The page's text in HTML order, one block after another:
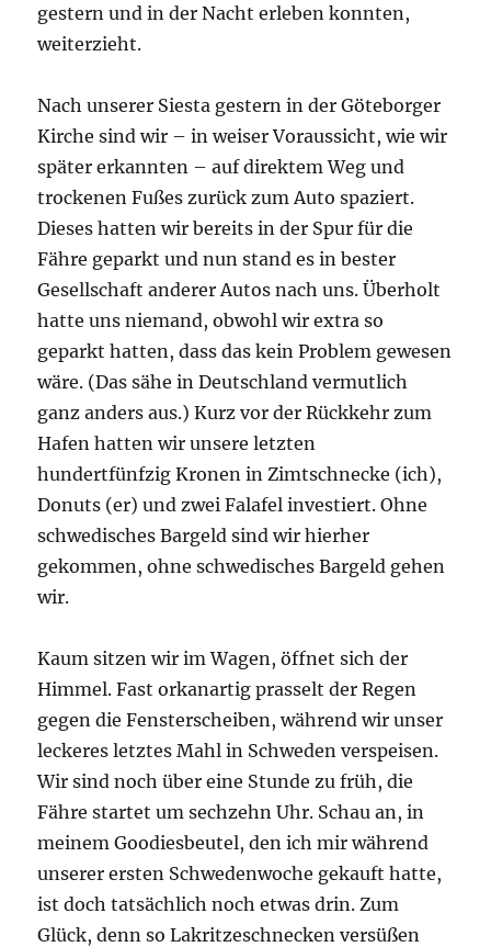
gestern und in der Nacht erleben konnten,
weiterzieht.
Nach unserer Siesta gestern in der Göteborger
Kirche sind wir – in weiser Voraussicht, wie wir
später erkannten – auf direktem Weg und
trockenen Fußes zurück zum Auto spaziert.
Dieses hatten wir bereits in der Spur für die
Fähre geparkt und nun stand es in bester
Gesellschaft anderer Autos nach uns. Überholt
hatte uns niemand, obwohl wir extra so
geparkt hatten, dass das kein Problem gewesen
wäre. (Das sähe in Deutschland vermutlich
ganz anders aus.) Kurz vor der Rückkehr zum
Hafen hatten wir unsere letzten
hundertfünfzig Kronen in Zimtschnecke (ich),
Donuts (er) und zwei Falafel investiert. Ohne
schwedisches Bargeld sind wir hierher
gekommen, ohne schwedisches Bargeld gehen
wir.
Kaum sitzen wir im Wagen, öffnet sich der
Himmel. Fast orkanartig prasselt der Regen
gegen die Fensterscheiben, während wir unser
leckeres letztes Mahl in Schweden verspeisen.
Wir sind noch über eine Stunde zu früh, die
Fähre startet um sechzehn Uhr. Schau an, in
meinem Goodiesbeutel, den ich mir während
unserer ersten Schwedenwoche gekauft hatte,
ist doch tatsächlich noch etwas drin. Zum
Glück, denn so Lakritzeschnecken versüßen